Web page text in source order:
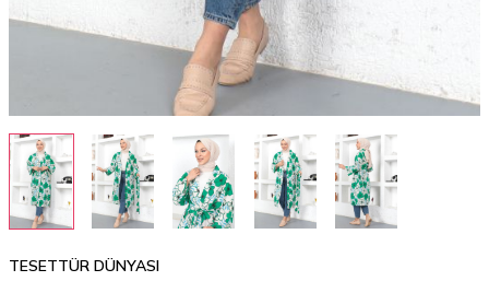
TESETTÜR DÜNYASI